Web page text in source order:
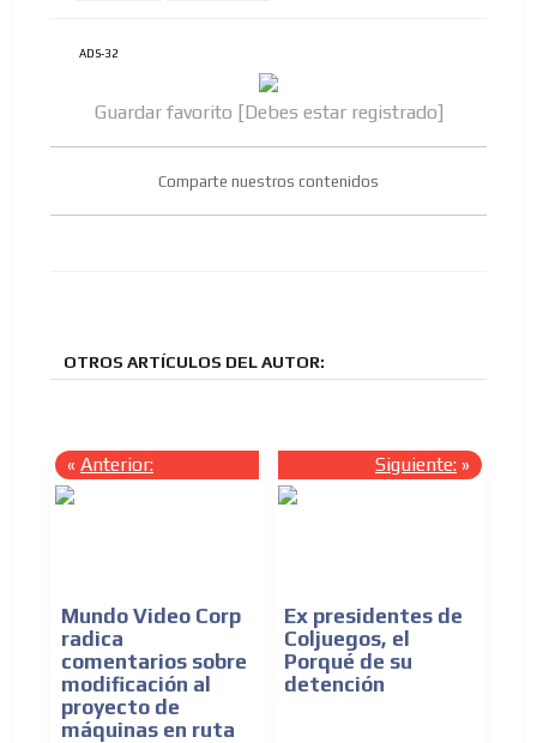
ADS-32
Guardar favorito [Debes estar registrado]
Comparte nuestros contenidos
OTROS ARTÍCULOS DEL AUTOR:
« Anterior:
Mundo Video Corp
radica
comentarios sobre
modificación al
proyecto de
máquinas en ruta
Siguiente: »
Ex presidentes de
Coljuegos, el
Porqué de su
detención